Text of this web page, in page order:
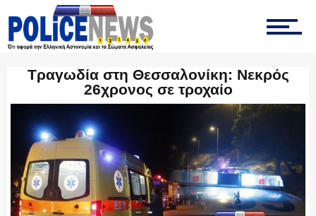
ΤΡΟΧΑΙΑ
ΟΠΚΕ
ΟΜΑΔΑ “Ζ”
Τραγωδία στη Θεσσαλονίκη: Νεκρός
26χρονος σε τροχαίο